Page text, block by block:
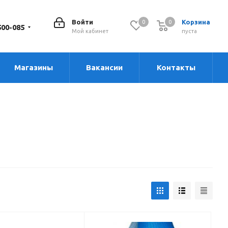
0 Корзина
0
пуста
0
Войти
Мой кабинет
085
Магазины Вакансии Контакты